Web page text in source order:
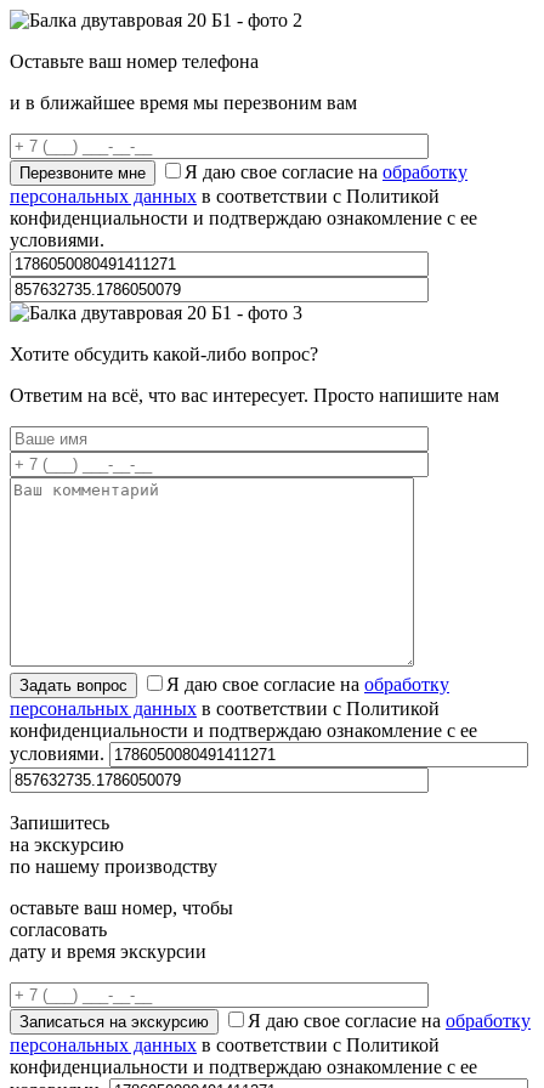
Оставьте ваш номер телефона
и в ближайшее время мы перезвоним вам
Я даю свое согласие на обработку
персональных данных в соответствии с Политикой
конфиденциальности и подтверждаю ознакомление с ее
условиями.
Хотите обсудить какой-либо вопрос?
Ответим на всё, что вас интересует. Просто напишите нам
Я даю свое согласие на обработку
персональных данных в соответствии с Политикой
конфиденциальности и подтверждаю ознакомление с ее
условиями.
Запишитесь
на экскурсию
по нашему производству
оставьте ваш номер, чтобы
согласовать
дату и время экскурсии
Я даю свое согласие на обработку
персональных данных в соответствии с Политикой
конфиденциальности и подтверждаю ознакомление с ее